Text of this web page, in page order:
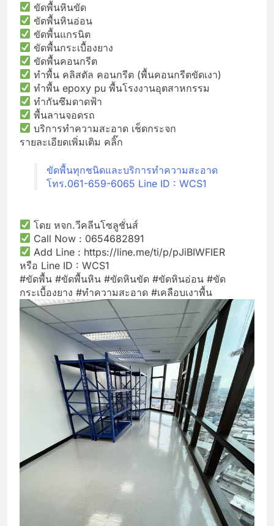
ขัดพื้นหินขัด
ขัดพื้นหินอ่อน
ขัดพื้นแกรนิต
ขัดพื้นกระเบื้องยาง
ขัดพื้นคอนกรีต
ทำพื้น คลิสตัล คอนกรีต (พื้นคอนกรีตขัดเงา)
ทำพื้น epoxy pu พื้นโรงงานอุตสาหกรรม
ทำกันซึมดาดฟ้า
พื้นลานจอดรถ
บริการทำความสะอาด เช็ดกระจก
รายละเอียดเพิ่มเติม คลิ๊ก
ขัดพื้นทุกชนิดและบริการทำความสะอาด
โทร.061-659-6065 Line ID : WCS1
โดย หจก.วีคลีนโซลูชั่นส์
Call Now : 0654682891
Add Line : https://line.me/ti/p/pJiBIWFIER
หรือ Line ID : WCS1
#ขัดพื้น #ขัดพื้นหิน #ขัดหินขัด #ขัดหินอ่อน #ขัด
กระเบื้องยาง #ทำความสะอาด #เคลือบเงาพื้น